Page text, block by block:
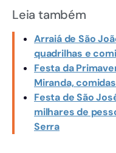
Leia também
Arraiá de São
quadrilhas e
Festa da
Miranda,
Festa de São
milhares de
Serra